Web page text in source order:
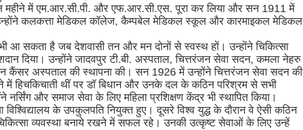
महीने में एम.आर.सी.पी. और एफ.आर.सी.एस. पूरा कर लिया और सन 1911 में
कलकत्ता मेडिकल कॉलेज, कैम्पबेल मेडिकल स्कूल और कारमाइकल मेडिकल
आ सकता है जब देशवासी तन और मन दोनों से स्वस्थ हों। उन्होंने चिकित्सा
दिया। उन्होंने जादवपुर टी.बी. अस्पताल, चित्तरंजन सेवा सदन, कमला नेहरु
कैंसर अस्पताल की स्थापना की। सन 1926 में उन्होंने चित्तरंजन सेवा सदन की
में हिचकिचाती थीं पर डॉ बिधान और उनके दल के कठिन परिश्रम से सभी
और समाज सेवा के लिए महिला प्रशिक्षण केंद्र भी स्थापित किया।
के उपकुलपति नियुक्त हुए। दूसरे विश्व युद्ध के दौरान वे ऐसी कठिन
चिकित्सा व्यवस्था बनाये रखने में सफल रहे। उनकी उत्कृष्ट सेवाओं के लिए उन्हें